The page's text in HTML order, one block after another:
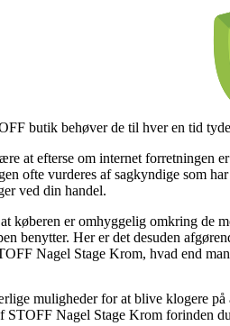
butik behøver de til hver en tid
at efterse om internet forretningen
ofte vurderes af sagkyndige som
ved din handel.
køberen er omhyggelig omkring de
benytter. Her er det desuden
Nagel Stage Krom, hvad end
muligheder for at blive klogere
STOFF Nagel Stage Krom forinden